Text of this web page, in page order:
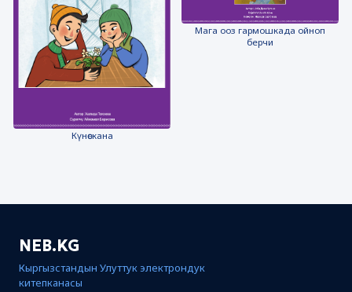
Күнөскана
Мага ооз гармошкада ойноп
берчи
NEB.KG
Кыргызстандын Улуттук электрондук
китепканасы